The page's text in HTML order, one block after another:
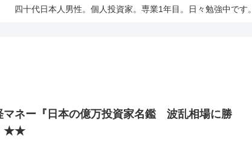
四十代日本人男性。個人投資家。専業1年目。日々勉強中です。
マネー『日本の億万投資家名鑑 波乱相場に勝
★★